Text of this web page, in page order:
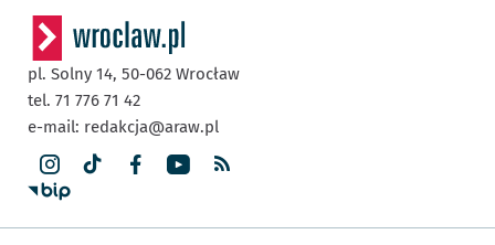
pl. Solny 14, 50-062 Wrocław
tel. 71 776 71 42
e-mail: redakcja@araw.pl